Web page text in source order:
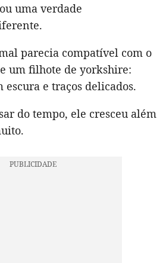
uma verdade
parecia compatível com o
um filhote de yorkshire:
escura e traços delicados.
do tempo, ele cresceu além